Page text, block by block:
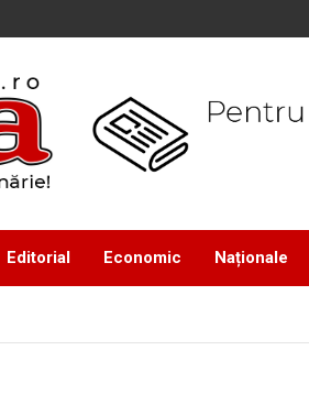
Editorial Economic Naționale